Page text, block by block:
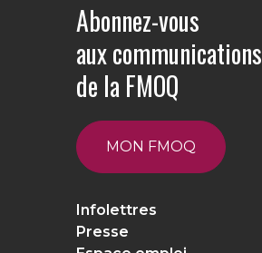
Abonnez-vous
aux communications
de la FMOQ
MON FMOQ
Infolettres
Presse